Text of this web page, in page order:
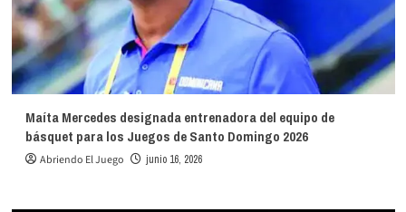
Maíta Mercedes designada entrenadora del equipo de
básquet para los Juegos de Santo Domingo 2026
Abriendo El Juego junio 16, 2026